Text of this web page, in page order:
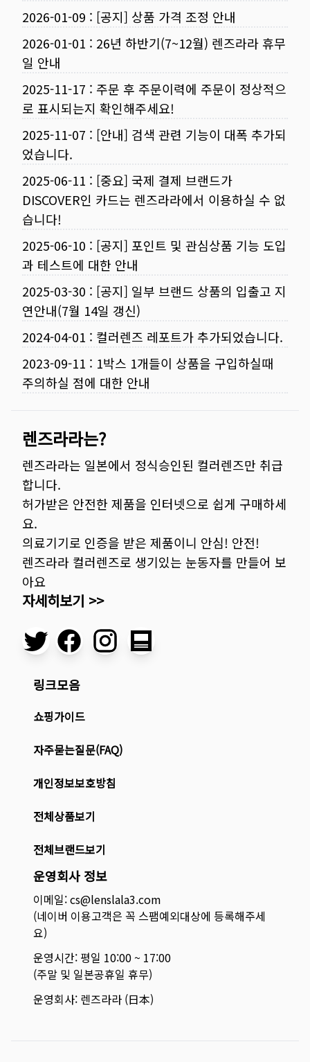
2026-01-09 : [공지] 상품 가격 조정 안내
2026-01-01 : 26년 하반기(7~12월) 렌즈라라 휴무
일 안내
2025-11-17 : 주문 후 주문이력에 주문이 정상적으
로 표시되는지 확인해주세요!
2025-11-07 : [안내] 검색 관련 기능이 대폭 추가되
었습니다.
2025-06-11 : [중요] 국제 결제 브랜드가
DISCOVER인 카드는 렌즈라라에서 이용하실 수 없
습니다!
2025-06-10 : [공지] 포인트 및 관심상품 기능 도입
과 테스트에 대한 안내
2025-03-30 : [공지] 일부 브랜드 상품의 입출고 지
연안내(7월 14일 갱신)
2024-04-01 : 컬러렌즈 레포트가 추가되었습니다.
2023-09-11 : 1박스 1개들이 상품을 구입하실때
주의하실 점에 대한 안내
렌즈라라는?
렌즈라라는 일본에서 정식승인된 컬러렌즈만 취급
합니다.
허가받은 안전한 제품을 인터넷으로 쉽게 구매하세
요.
의료기기로 인증을 받은 제품이니 안심! 안전!
렌즈라라 컬러렌즈로 생기있는 눈동자를 만들어 보
아요
자세히보기 >>
링크모음
쇼핑가이드
자주묻는질문(FAQ)
개인정보보호방침
전체상품보기
전체브랜드보기
운영회사 정보
이메일: cs@lenslala3.com
(네이버 이용고객은 꼭 스팸예외대상에 등록해주세
요)
운영시간: 평일 10:00 ~ 17:00
(주말 및 일본공휴일 휴무)
운영회사: 렌즈라라 (日本)